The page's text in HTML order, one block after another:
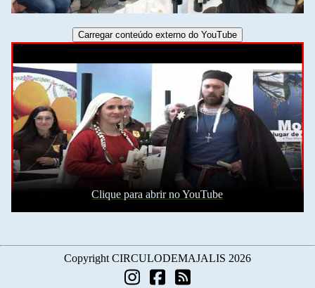
Clique para abrir no YouTube
Copyright CIRCULODEMAJALIS 2026